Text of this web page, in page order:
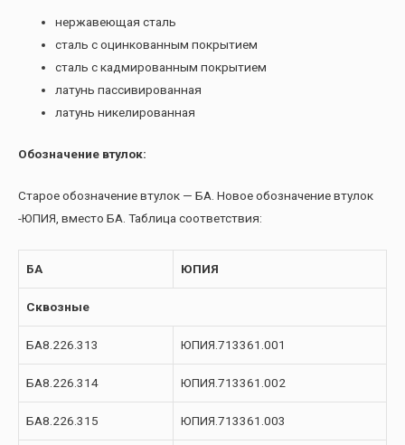
нержавеющая сталь
сталь с оцинкованным покрытием
сталь с кадмированным покрытием
латунь пассивированная
латунь никелированная
Обозначение втулок:
Старое обозначение втулок — БА. Новое обозначение втулок
-ЮПИЯ, вместо БА. Таблица соответствия:
БА ЮПИЯ
Сквозные
БА8.226.313 ЮПИЯ.713361.001
БА8.226.314 ЮПИЯ.713361.002
БА8.226.315 ЮПИЯ.713361.003